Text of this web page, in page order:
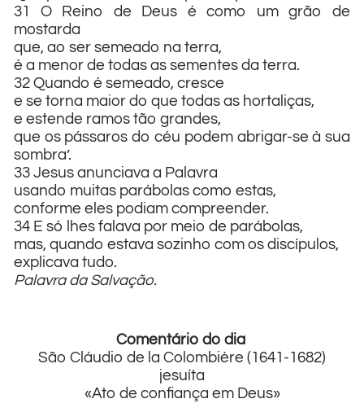
31 O Reino de Deus é como um grão de
mostarda
que, ao ser semeado na terra,
é a menor de todas as sementes da terra.
32 Quando é semeado, cresce
e se torna maior do que todas as hortaliças,
e estende ramos tão grandes,
que os pássaros do céu podem abrigar-se à sua
sombra’.
33 Jesus anunciava a Palavra
usando muitas parábolas como estas,
conforme eles podiam compreender.
34 E só lhes falava por meio de parábolas,
mas, quando estava sozinho com os discípulos,
explicava tudo.
Palavra da Salvação.
Comentário do dia
São Cláudio de la Colombière (1641-1682)
jesuíta
«Ato de confiança em Deus»